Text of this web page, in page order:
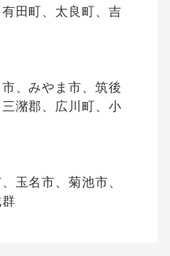
田町、太良町、吉
、みやま市、筑後
潴郡、広川町、小
玉名市、菊池市、